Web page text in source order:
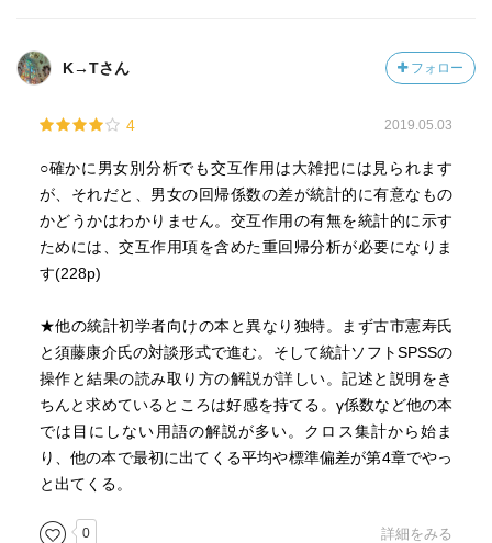
K→Tさん フォロー
4 2019.05.03
○確かに男女別分析でも交互作用は大雑把には見られます
が、それだと、男女の回帰係数の差が統計的に有意なもの
かどうかはわかりません。交互作用の有無を統計的に示す
ためには、交互作用項を含めた重回帰分析が必要になりま
す(228p)
★他の統計初学者向けの本と異なり独特。まず古市憲寿氏
と須藤康介氏の対談形式で進む。そして統計ソフトSPSSの
操作と結果の読み取り方の解説が詳しい。記述と説明をき
ちんと求めているところは好感を持てる。γ係数など他の本
では目にしない用語の解説が多い。クロス集計から始ま
り、他の本で最初に出てくる平均や標準偏差が第4章でやっ
と出てくる。
0 詳細をみる